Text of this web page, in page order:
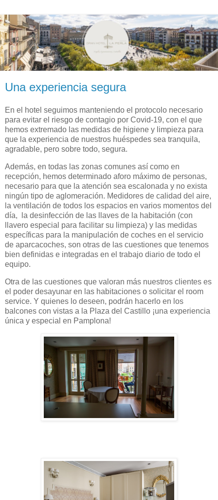
Una experiencia segura
En el hotel seguimos manteniendo el protocolo necesario
para evitar el riesgo de contagio por Covid-19, con el que
hemos extremado las medidas de higiene y limpieza para
que la experiencia de nuestros huéspedes sea tranquila,
agradable, pero sobre todo, segura.
Además, en todas las zonas comunes así como en
recepción, hemos determinado aforo máximo de personas,
necesario para que la atención sea escalonada y no exista
ningún tipo de aglomeración. Medidores de calidad del aire,
la ventilación de todos los espacios en varios momentos del
día, la desinfección de las llaves de la habitación (con
llavero especial para facilitar su limpieza) y las medidas
específicas para la manipulación de coches en el servicio
de aparcacoches, son otras de las cuestiones que tenemos
bien definidas e integradas en el trabajo diario de todo el
equipo.
Otra de las cuestiones que valoran más nuestros clientes es
el poder desayunar en las habitaciones o solicitar el room
service. Y quienes lo deseen, podrán hacerlo en los
balcones con vistas a la Plaza del Castillo ¡una experiencia
única y especial en Pamplona!